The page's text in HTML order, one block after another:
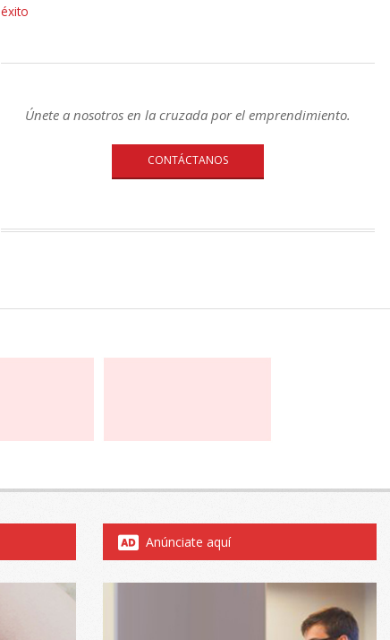
éxito
Únete a nosotros en la cruzada por el emprendimiento.
CONTÁCTANOS
Anúnciate aquí